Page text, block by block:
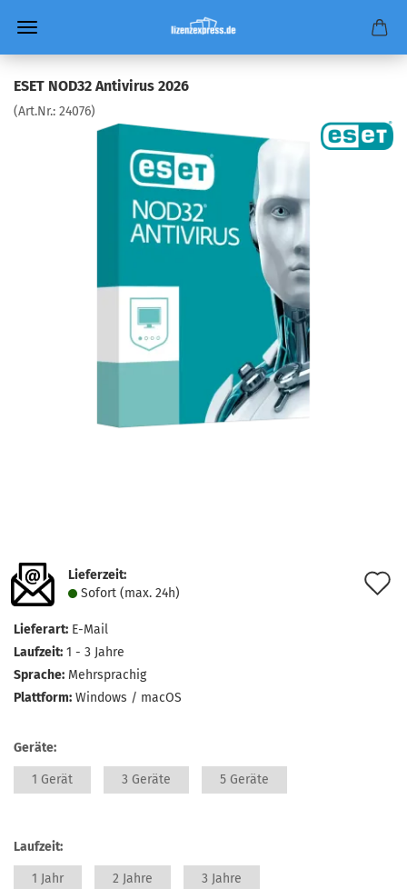
ESET NOD32 Antivirus 2026
(Art.Nr.: 24076)
Lieferzeit:
Sofort (max. 24h)
Lieferart: E-Mail
Laufzeit: 1 - 3 Jahre
Sprache: Mehrsprachig
Plattform: Windows / macOS
Geräte:
1 Gerät 3 Geräte 5 Geräte
Laufzeit:
1 Jahr 2 Jahre 3 Jahre